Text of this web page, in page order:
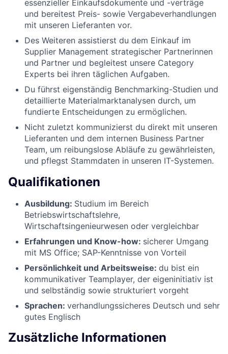
essenzieller Einkaufsdokumente und -verträge
und bereitest Preis- sowie Vergabeverhandlungen
mit unseren Lieferanten vor.
Des Weiteren assistierst du dem Einkauf im
Supplier Management strategischer Partnerinnen
und Partner und begleitest unsere Category
Experts bei ihren täglichen Aufgaben.
Du führst eigenständig Benchmarking-Studien und
detaillierte Materialmarktanalysen durch, um
fundierte Entscheidungen zu ermöglichen.
Nicht zuletzt kommunizierst du direkt mit unseren
Lieferanten und dem internen Business Partner
Team, um reibungslose Abläufe zu gewährleisten,
und pflegst Stammdaten in unseren IT-Systemen.
Qualifikationen
Ausbildung: Studium im Bereich
Betriebswirtschaftslehre,
Wirtschaftsingenieurwesen oder vergleichbar
Erfahrungen und Know-how: sicherer Umgang
mit MS Office; SAP-Kenntnisse von Vorteil
Persönlichkeit und Arbeitsweise: du bist ein
kommunikativer Teamplayer, der eigeninitiativ ist
und selbständig sowie strukturiert vorgeht
Sprachen: verhandlungssicheres Deutsch und sehr
gutes Englisch
Zusätzliche Informationen